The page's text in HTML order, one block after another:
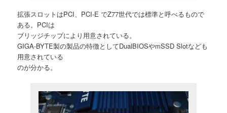
拡張スロットはPCI、PCI-E でZ77世代では標準と呼べるもので
ある。PCIは
ブリッジチップにより用意されている。
GIGA-BYTE製の製品の特徴としてDualBIOSやmSSD Slotなども
用意されている
のが分かる。